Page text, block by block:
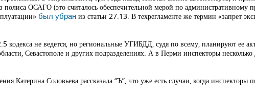
полиса ОСАГО (это считалось обеспечительной мерой по
был убран из статьи 27.13. В техрегламенте же термин «запрет
не ведется, но региональные УГИБДД, судя по всему, планируют ее
Севастополе и других подразделениях. А в Перми инспекторы
Катерина Соловьева рассказала “Ъ”, что уже есть случаи, когда